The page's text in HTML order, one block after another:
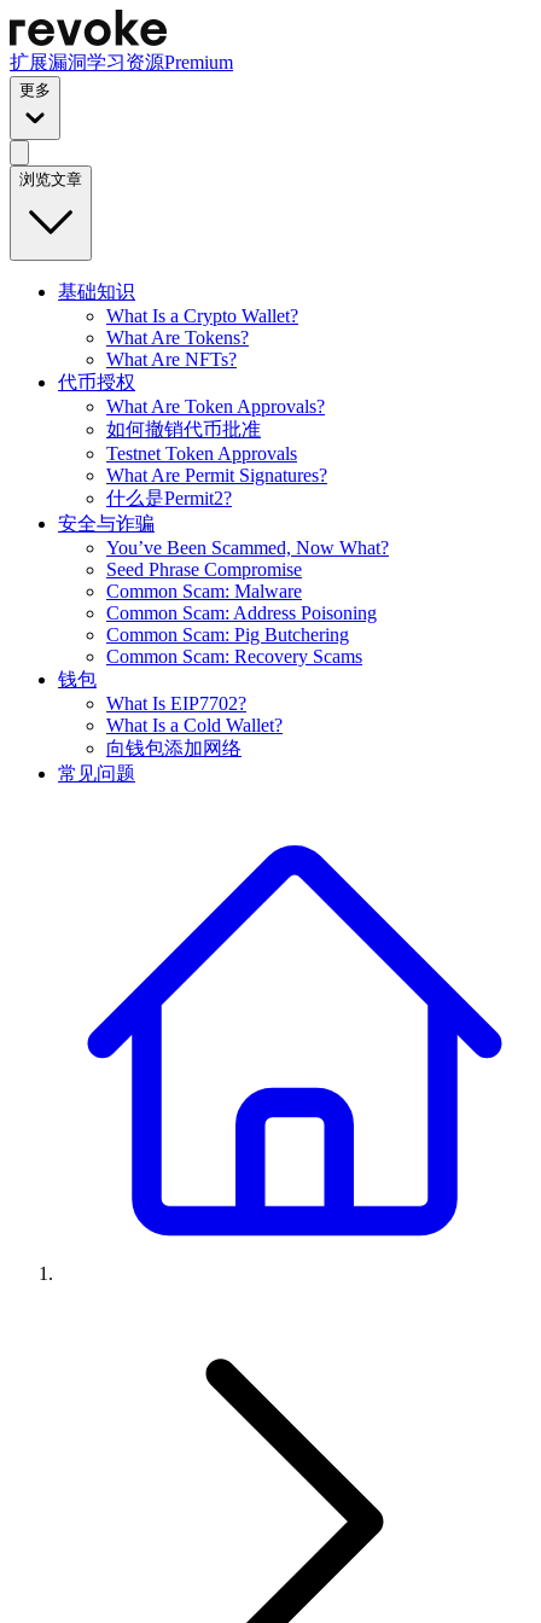
扩展漏洞学习资源Premium
更多
浏览文章
基础知识
What Is a Crypto Wallet?
What Are Tokens?
What Are NFTs?
代币授权
What Are Token Approvals?
如何撤销代币批准
Testnet Token Approvals
What Are Permit Signatures?
什么是Permit2?
安全与诈骗
You’ve Been Scammed, Now What?
Seed Phrase Compromise
Common Scam: Malware
Common Scam: Address Poisoning
Common Scam: Pig Butchering
Common Scam: Recovery Scams
钱包
What Is EIP7702?
What Is a Cold Wallet?
向钱包添加网络
常见问题